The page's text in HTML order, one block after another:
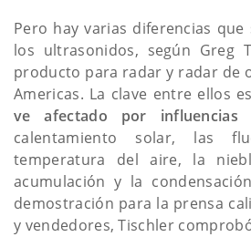
Pero hay varias diferencias
los ultrasonidos, según Greg
producto para radar y radar de
Americas. La clave entre ellos
ve afectado por influencias
calentamiento solar, las
temperatura del aire, la
acumulación y la
demostración para la prensa
y vendedores, Tischler